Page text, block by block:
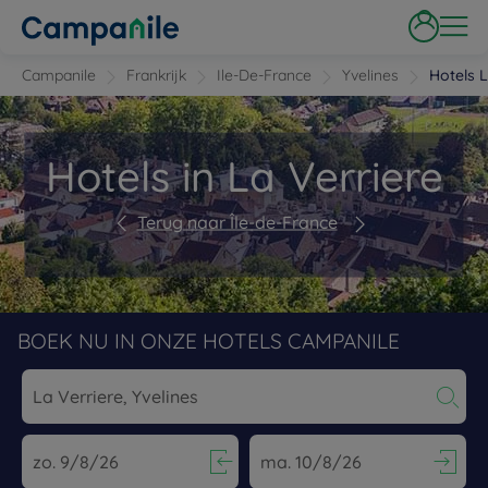
Campanile Frankrijk Ile-De-France Yvelines Hotels
Hotels in La Verriere
Terug naar Île-de-France
BOEK NU IN ONZE HOTELS CAMPANILE